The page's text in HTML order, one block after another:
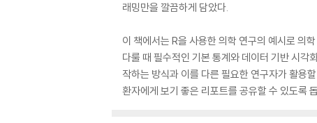
래밍만을 깔끔하게 담았다.
이 책에서는 R을 사용한 의학 연구의 예시로 의
다룰 때 필수적인 기본 통계와 데이터 기반 시각
작하는 방식과 이를 다른 필요한 연구자가 활용
환자에게 보기 좋은 리포트를 공유할 수 있도록